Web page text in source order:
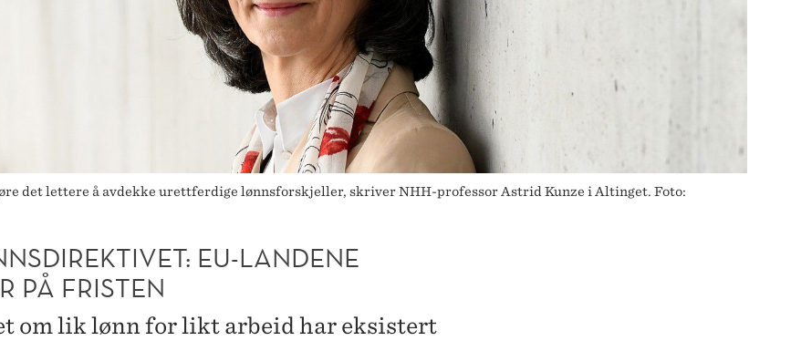
det lettere å avdekke urettferdige lønnsforskjeller, skriver NHH-professor Astrid Kunze i Altinget. Foto:
EU-LANDENE
PÅ FRISTEN
om lik lønn for likt arbeid har eksistert